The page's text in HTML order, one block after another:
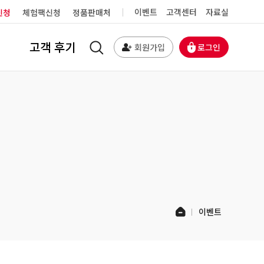
로그인
회원가입
고객 후기
청 체험팩신청 정품판매처 이벤트 고객센터 자료실
이벤트